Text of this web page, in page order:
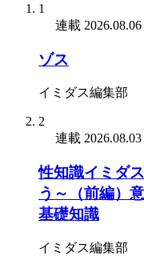
1
連載 2026.08.06
ゾス
イミダス編集部
2
連載 2026.08.03
性知識イミダ
う～（前編）
基礎知識
イミダス編集部